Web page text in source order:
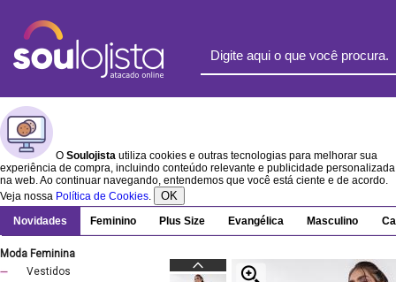
O Soulojista utiliza cookies e outras tecnologias para melhorar sua
experiência de compra, incluindo conteúdo relevante e publicidade personalizada
na web. Ao continuar navegando, entendemos que você está ciente e de acordo.
Veja nossa Política de Cookies. OK
Novidades Feminino Plus Size Evangélica Masculino
Moda Feminina
Vestidos